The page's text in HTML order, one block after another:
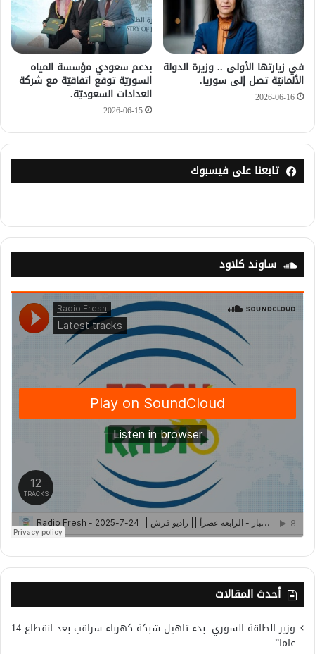
في زيارتها الأولى .. وزيرة الدولة
الألمانيّة تصل إلى سوريا.
2026-06-16
بدعم سعودي مؤسسة المياه
السوريّة توقع اتفاقيّة مع شركة
العدادات السعوديّة.
2026-06-15
تابعنا على فيسبوك
ساوند كلاود
أحدث المقالات
وزير الطاقة السوري: بدء تاهيل شبكة كهرباء سراقب بعد انقطاع 14
عاما”